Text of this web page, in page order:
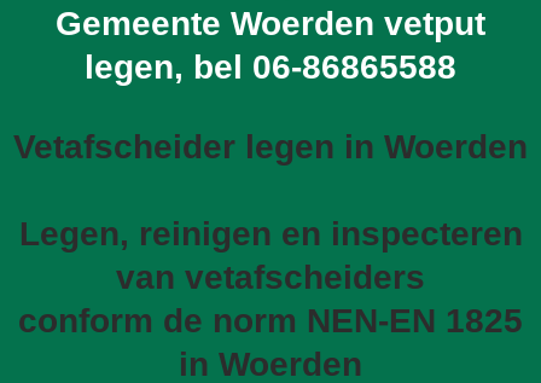
Gemeente Woerden vetput
legen, bel 06-86865588
Vetafscheider legen in Woerden
Legen, reinigen en inspecteren
van vetafscheiders
conform de norm NEN-EN 1825
in Woerden